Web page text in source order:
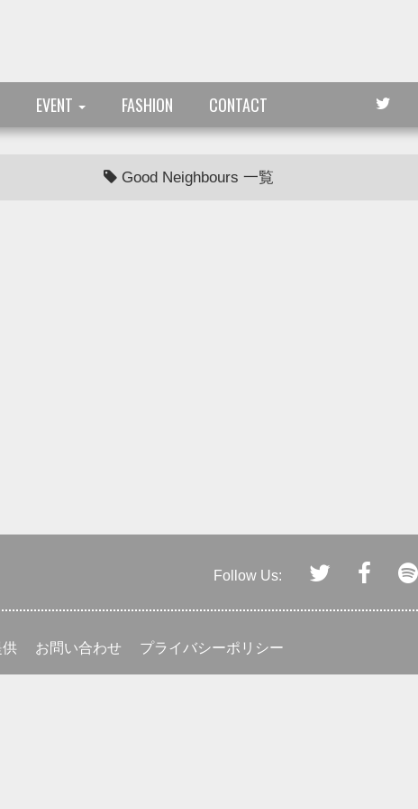
EVENT FASHION CONTACT
Good Neighbours 一覧
Follow Us:
供 お問い合わせ プライバシーポリシー